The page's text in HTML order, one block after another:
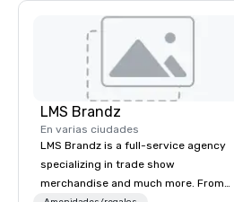
LMS Brandz
En varias ciudades
LMS Brandz is a full-service agency
specializing in trade show
merchandise and much more. From